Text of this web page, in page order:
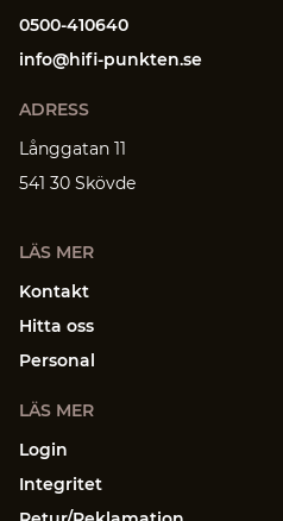
0500-410640
info@hifi-punkten.se
ADRESS
Långgatan 11
541 30 Skövde
LÄS MER
Kontakt
Hitta oss
Personal
LÄS MER
Login
Integritet